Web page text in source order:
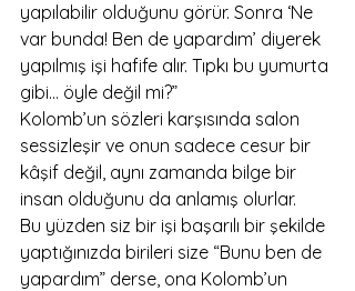
yapılabilir olduğunu görür. Sonra ‘Ne
var bunda! Ben de yapardım’ diyerek
yapılmış işi hafife alır. Tıpkı bu yumurta
gibi… öyle değil mi?”
Kolomb’un sözleri karşısında salon
sessizleşir ve onun sadece cesur bir
kâşif değil, aynı zamanda bilge bir
insan olduğunu da anlamış olurlar.
Bu yüzden siz bir işi başarılı bir şekilde
yaptığınızda birileri size “Bunu ben de
yapardım” derse, ona Kolomb’un